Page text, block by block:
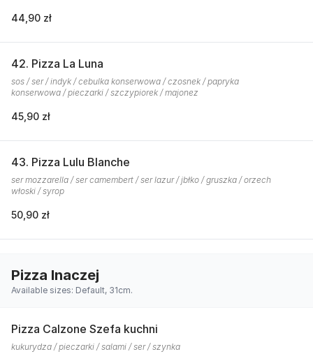
44,90 zł
42. Pizza La Luna
sos / ser / indyk / cebulka konserwowa / czosnek / papryka
konserwowa / pieczarki / szczypiorek / majonez
45,90 zł
43. Pizza Lulu Blanche
ser mozzarella / ser camembert / ser lazur / jbłko / gruszka / orzech
włoski / syrop
50,90 zł
Pizza Inaczej
Available sizes: Default, 31cm.
Pizza Calzone Szefa kuchni
kukurydza / pieczarki / salami / ser / szynka